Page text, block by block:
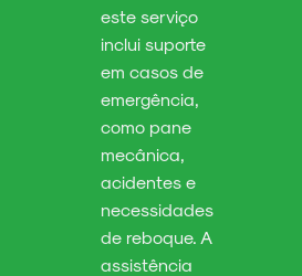
este serviço
inclui suporte
em casos de
emergência,
como pane
mecânica,
acidentes e
necessidades
de reboque. A
assistência